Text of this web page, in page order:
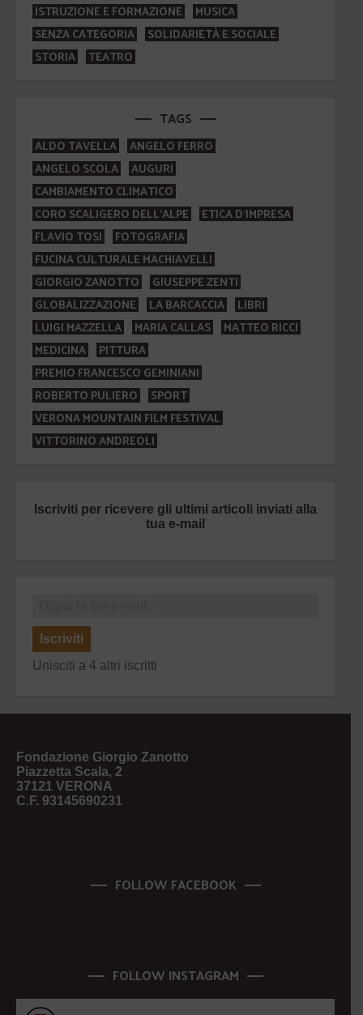
ISTRUZIONE E FORMAZIONE
MUSICA
SENZA CATEGORIA
SOLIDARIETÀ E SOCIALE
STORIA
TEATRO
TAGS
ALDO TAVELLA
ANGELO FERRO
ANGELO SCOLA
AUGURI
CAMBIAMENTO CLIMATICO
CORO SCALIGERO DELL'ALPE
ETICA D'IMPRESA
FLAVIO TOSI
FOTOGRAFIA
FUCINA CULTURALE MACHIAVELLI
GIORGIO ZANOTTO
GIUSEPPE ZENTI
GLOBALIZZAZIONE
LA BARCACCIA
LIBRI
LUIGI MAZZELLA
MARIA CALLAS
MATTEO RICCI
MEDICINA
PITTURA
PREMIO FRANCESCO GEMINIANI
ROBERTO PULIERO
SPORT
VERONA MOUNTAIN FILM FESTIVAL
VITTORINO ANDREOLI
Iscriviti per ricevere gli ultimi articoli inviati alla
tua e-mail
Iscriviti
Unisciti a 4 altri iscritti
Fondazione Giorgio Zanotto
Piazzetta Scala, 2
37121 VERONA
C.F. 93145690231
FOLLOW FACEBOOK
FOLLOW INSTAGRAM